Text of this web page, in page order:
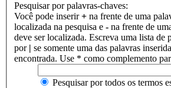
Pesquisar por palavras-chaves:
Você pode inserir+ na frente de uma
localizada na pesquisa e - na frente de
deve ser localizada. Escreva uma lista de
por | se somente uma das palavras
encontrada. Use * como complemento
Pesquisar por todos os termos